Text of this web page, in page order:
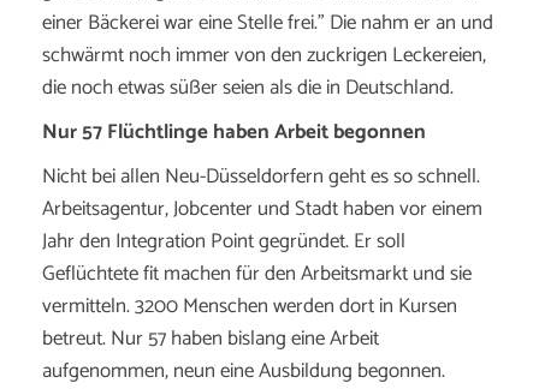
einer Bäckerei war eine Stelle frei.” Die nahm er an und
schwärmt noch immer von den zuckrigen Leckereien,
die noch etwas süßer seien als die in Deutschland.
Nur 57 Flüchtlinge haben Arbeit begonnen
Nicht bei allen Neu-Düsseldorfern geht es so schnell.
Arbeitsagentur, Jobcenter und Stadt haben vor einem
Jahr den Integration Point gegründet. Er soll
Geflüchtete fit machen für den Arbeitsmarkt und sie
vermitteln. 3200 Menschen werden dort in Kursen
betreut. Nur 57 haben bislang eine Arbeit
aufgenommen, neun eine Ausbildung begonnen.